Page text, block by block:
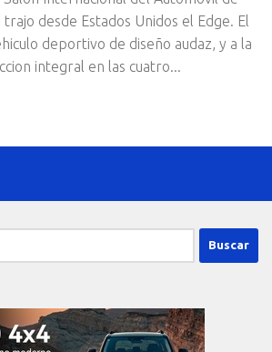
desde Estados Unidos el Edge. El
deportivo de diseño audaz, y a la
integral en las cuatro...